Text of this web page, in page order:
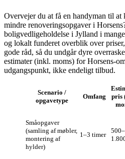
Overvejer du at få en handyman til at
mindre renoveringsopgaver i
boligvedligeholdelse i Jylland i
og lokalt funderet overblik over
gode råd, så du undgår dyre
estimater (inkl. moms) for
udgangspunkt, ikke endeligt tilbud.
Scenario /
opgavetype
Omfang
pris
Småopgaver
(samling af møbler,
montering af
hylder)
1–3 timer
500–